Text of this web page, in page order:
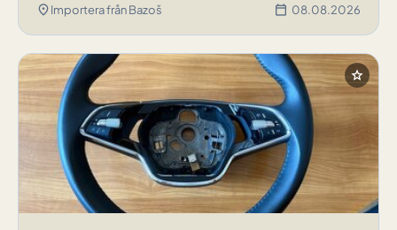
location_onImportera från Bazoš calendar_today 08.08.2026
star